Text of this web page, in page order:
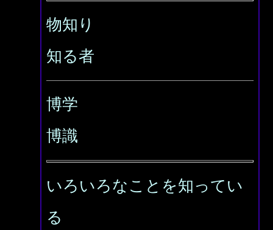
物知り
知る者
博学
博識
いろいろなことを知ってい
る